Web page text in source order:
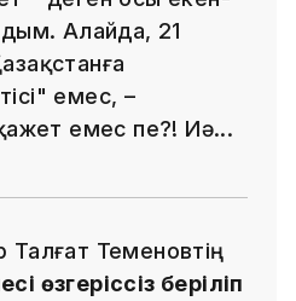
Алайда, 21
емес, –
емес пе?! Иә...
Теменовтің
өзгеріссіз беріліп